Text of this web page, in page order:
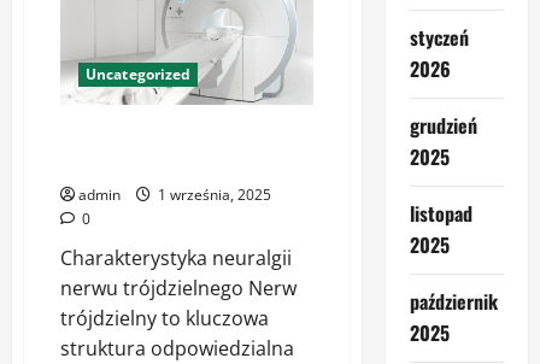
Kinotece
i
jej
filmowym
dziedzictwie
Warszawy
Uncategorized
admin
1 września, 2025
0
Charakterystyka neuralgii
nerwu trójdzielnego Nerw
trójdzielny to kluczowa
struktura odpowiedzialna
styczeń
2026
grudzień
2025
listopad
2025
październik
2025